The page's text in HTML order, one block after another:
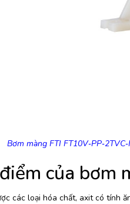
Bơm màng FTI
của bơm
các loại hóa chất, axit có tính